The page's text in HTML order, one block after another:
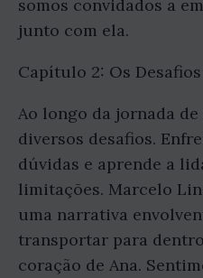
somos convidados a
junto com ela.
Capítulo 2: Os
Ao longo da jornada de
diversos desafios.
dúvidas e aprende a
limitações. Marcelo
uma narrativa
transportar para
coração de Ana.